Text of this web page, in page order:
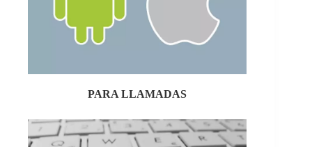
PARA LLAMADAS